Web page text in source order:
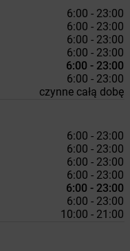
6:00 - 23:00
6:00 - 23:00
6:00 - 23:00
6:00 - 23:00
6:00 - 23:00
6:00 - 23:00
czynne całą dobę
6:00 - 23:00
6:00 - 23:00
6:00 - 23:00
6:00 - 23:00
6:00 - 23:00
6:00 - 23:00
10:00 - 21:00